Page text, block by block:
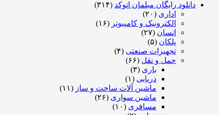
دانلود رایگان مبلمان اتوکد (۳۱۴)
اداری (۲۰)
الکترونیک و کامپیوتر(۱۶)
انسان(۲۷)
پلکان(۵)
تجهیزات صنعتی(۴)
حمل و نقل(۶۶)
باری
(۳)
دریایی(۱)
ماشین آلات ساخت و ساز(۱۱)
ماشین سواری(۲۶)
مسافری(۱۰)